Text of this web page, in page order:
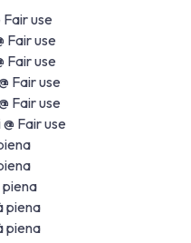
Fair use
Fair use
Fair use
Fair use
Fair use
Fair use
piena
piena
piena